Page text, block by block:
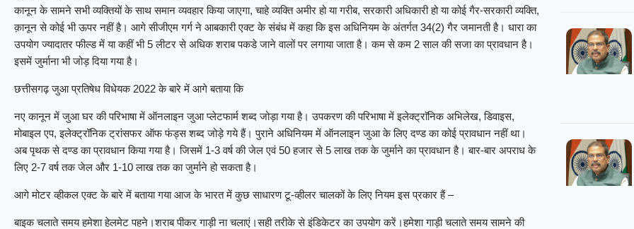
कानून के सामने सभी व्यक्तियों के साथ समान व्यवहार किया जाएगा, चाहे व्यक्ति अमीर हो या गरीब, सरकारी अधिकारी हो या कोई गैर-सरकारी व्यक्ति,
क़ानून से कोई भी ऊपर नहीं है। आगे सीजीएम गर्ग ने आबकारी एक्ट के संबंध में कहा कि इस अधिनियम के अंतर्गत 34(2) गैर जमानती है। धारा का
उपयोग ज्यादातर फील्ड में या कहीं भी 5 लीटर से अधिक शराब पकडे जाने वालों पर लगाया जाता है। कम से कम 2 साल की सजा का प्रावधान है।
इसमें जुर्माना भी जोड़ दिया गया है।
छत्तीसगढ़ जुआ प्रतिषेध विधेयक 2022 के बारे में आगे बताया कि
नए कानून में जुआ घर की परिभाषा में ऑनलाइन जुआ प्लेटफार्म शब्द जोड़ा गया है। उपकरण की परिभाषा में इलेक्ट्राॅनिक अभिलेख, डिवाइस,
मोबाइल एप, इलेक्ट्रॉनिक ट्रांसफर ऑफ फंड्स शब्द जोड़े गये हैं। पुराने अधिनियम में ऑनलाइन जुआ के लिए दण्ड का कोई प्रावधान नहीं था।
अब पृथक से दण्ड का प्रावधान किया गया है। जिसमें 1-3 वर्ष की जेल एवं 50 हजार से 5 लाख तक के जुर्माने का प्रावधान है। बार-बार अपराध के
लिए 2-7 वर्ष तक जेल और 1-10 लाख तक का जुर्माने हो सकता है।
आगे मोटर व्हीकल एक्ट के बारे में बताया गया आज के भारत में कुछ साधारण टू-व्हीलर चालकों के लिए नियम इस प्रकार हैं –
बाइक चलाते समय हमेशा हेलमेट पहने।शराब पीकर गाड़ी ना चलाएं।सही तरीके से इंडिकेटर का उपयोग करें।हमेशा गाड़ी चलाते समय सामने की